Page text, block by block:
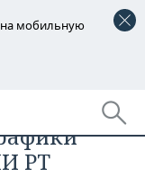
на мобильную
РТ